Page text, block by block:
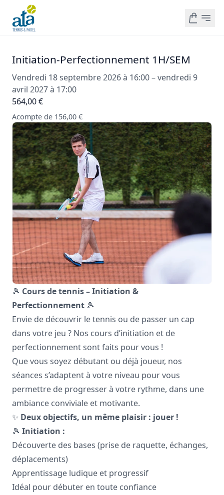
Initiation-Perfectionnement 1H/SEM
Vendredi 18 septembre 2026 à 16:00 – vendredi 9
avril 2027 à 17:00
564,00 €
Acompte de 156,00 €
🎾 Cours de tennis – Initiation &
Perfectionnement 🎾
Envie de découvrir le tennis ou de passer un cap
dans votre jeu ? Nos cours d’initiation et de
perfectionnement sont faits pour vous !
Que vous soyez débutant ou déjà joueur, nos
séances s’adaptent à votre niveau pour vous
permettre de progresser à votre rythme, dans une
ambiance conviviale et motivante.
✨ Deux objectifs, un même plaisir : jouer !
🎾 Initiation :
Découverte des bases (prise de raquette, échanges,
déplacements)
Apprentissage ludique et progressif
Idéal pour débuter en toute confiance